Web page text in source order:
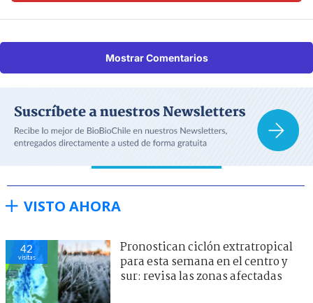
Mostrar Comentarios
VISTO AHORA
42
visitas
Pronostican ciclón extratropical
para esta semana en el centro y
sur: revisa las zonas afectadas